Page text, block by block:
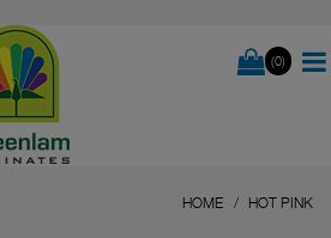
(0)
HOME HOT PINK